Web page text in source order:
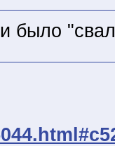
было